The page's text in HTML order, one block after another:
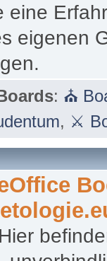
eine
eigenen
: ⛪
, ⚔